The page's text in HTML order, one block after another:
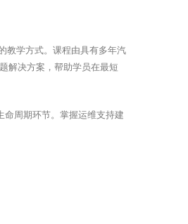
教学方式。课程由具有多年汽
解决方案，帮助学员在最短
周期环节。掌握运维支持建